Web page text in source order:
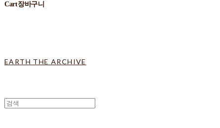
Cart장바구니
EARTH THE ARCHIVE